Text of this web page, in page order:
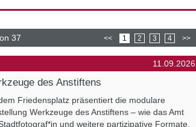
37 << 1 2 3 4 >>
11.09.2026
des Anstiftens
Friedensplatz präsentiert die modulare
Werkzeuge des Anstiftens – wie das Amt
und weitere partizipative Formate.